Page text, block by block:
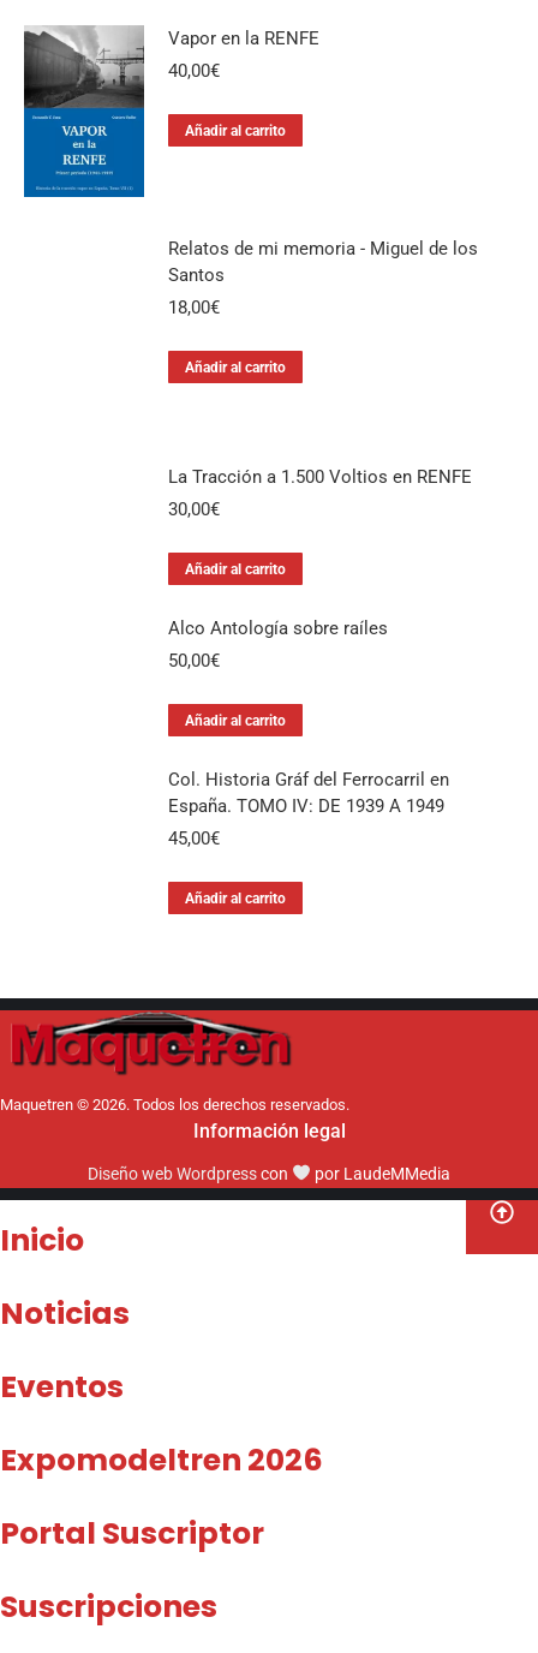
Vapor en la RENFE
40,00€
Añadir al carrito
Relatos de mi memoria - Miguel de los
Santos
18,00€
Añadir al carrito
La Tracción a 1.500 Voltios en RENFE
30,00€
Añadir al carrito
Alco Antología sobre raíles
50,00€
Añadir al carrito
Col. Historia Gráf del Ferrocarril en
España. TOMO IV: DE 1939 A 1949
45,00€
Añadir al carrito
Maquetren © 2026. Todos los derechos reservados.
Información legal
Diseño web Wordpresscon por LaudeMMedia
Inicio
Noticias
Eventos
Expomodeltren 2026
Portal Suscriptor
Suscripciones